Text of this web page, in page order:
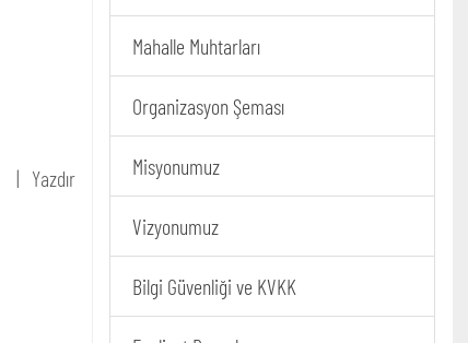
Yazdır
Mahalle Muhtarları
Organizasyon Şeması
Misyonumuz
Vizyonumuz
Bilgi Güvenliği ve KVKK